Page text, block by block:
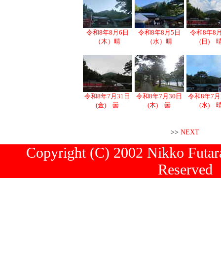
令和8年8月6日
（木）晴
令和8年8月5日
（水）晴
令和8年8
(日)
令和8年7月31日
(金) 曇
令和8年7月30日
(木) 曇
令和8年7
(水)
>> NEXT
Copyright (C) 2002 Nikko
Reserved